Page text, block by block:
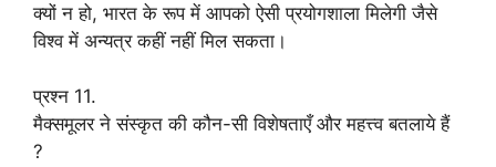
क्यों न हो, भारत के रूप में आपको ऐसी प्रयोगशाला मिलेगी जैसे
विश्व में अन्यत्र कहीं नहीं मिल सकता।
प्रश्न 11.
मैक्समूलर ने संस्कृत की कौन-सी विशेषताएँ और महत्त्व बतलाये हैं
?